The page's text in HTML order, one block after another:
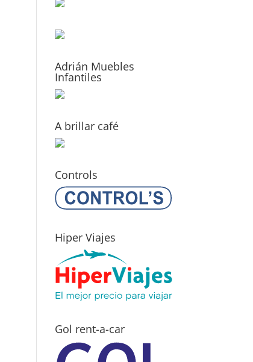
Adrián Muebles
Infantiles
A brillar café
Controls
Hiper Viajes
Gol rent-a-car